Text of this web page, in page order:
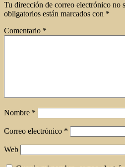
Tu dirección de correo electrónico no
obligatorios están marcados con *
Comentario *
Nombre *
Correo electrónico *
Web